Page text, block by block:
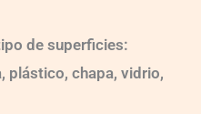
de superficies:
plástico, chapa, vidrio,